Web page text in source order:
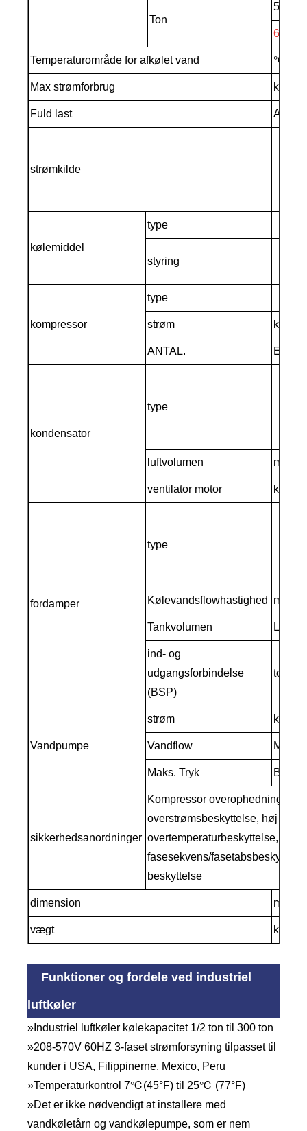
Ton
50HZ
60HZ
Temperaturområde for afkølet vand ℃
Max strømforbrug kw
Fuld last Amp
strømkilde
kølemiddel
type
styring
kompressor
type
strøm kw
ANTAL. Enhed
kondensator
type
luftvolumen m3/t
ventilator motor kw
fordamper
type
Kølevandsflowhastighed m3/t
Tankvolumen L
ind- og
udgangsforbindelse
(BSP)
tomme
Vandpumpe
strøm kw
Vandflow M3/h
Maks. Tryk Bar
sikkerhedsanordninger
Kompressor
overstrømsbeskyttelse, høj og
overtemperaturbeskyttelse,
fasesekvens/
beskyttelse
dimension mm
vægt kg
Funktioner og fordele ved industriel
luftkøler
»Industriel luftkøler kølekapacitet 1/2 ton til 300 ton
»208-570V 60HZ 3-faset strømforsyning tilpasset til
kunder i USA, Filippinerne, Mexico, Peru
»Temperaturkontrol 7℃(45°F) til 25℃ (77°F)
»Det er ikke nødvendigt at installere med
vandkøletårn og vandkølepumpe, som er nem